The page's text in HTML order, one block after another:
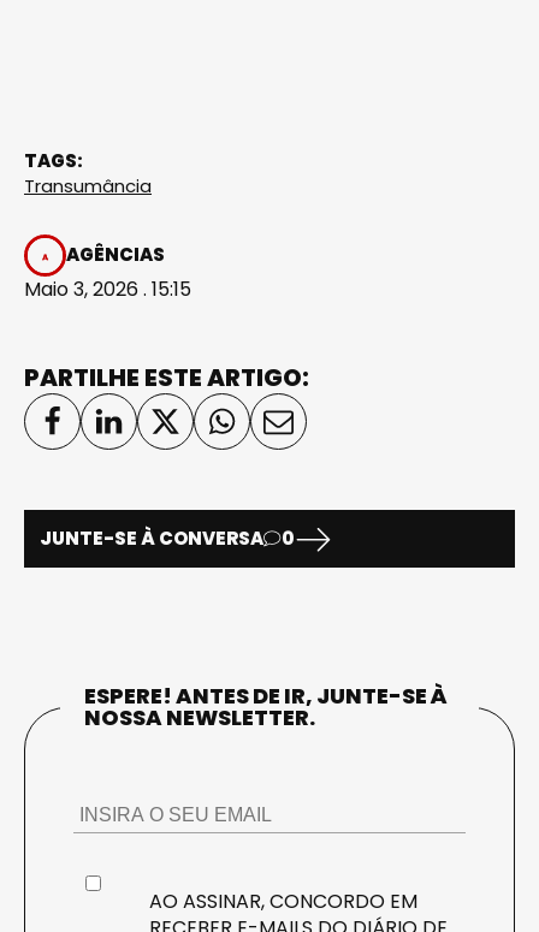
TAGS:
Transumância
AGÊNCIAS
Maio 3, 2026 . 15:15
PARTILHE ESTE ARTIGO:
JUNTE-SE À CONVERSA 0
ESPERE! ANTES DE IR, JUNTE-SE À
NOSSA NEWSLETTER.
AO ASSINAR, CONCORDO EM